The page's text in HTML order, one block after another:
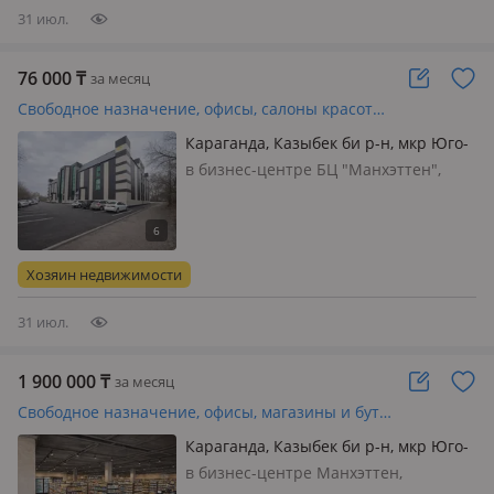
31 июл.
76 000₸ за месяц
Свободное назначение, офисы, салоны красоты, медцентры и аптеки, образование, кабинеты и рабочие места, студии · 20 м²
Караганда, Казыбек би р-н, мкр Юго-
Восток 6А
в бизнес-центре БЦ "Манхэттен",
20 м² в бизнес-центре Караганда, ул.
Строителей, 6А • Площадь:…
Хозяин недвижимости
31 июл.
1 900 000₸ за месяц
Свободное назначение, офисы, магазины и бутики, общепит, салоны красоты, образование, конференц-залы, кабинеты и рабочие места, студии · 500 м²
Караганда, Казыбек би р-н, мкр Юго-
Восток, Строителей 6
в бизнес-центре Манхэттен,